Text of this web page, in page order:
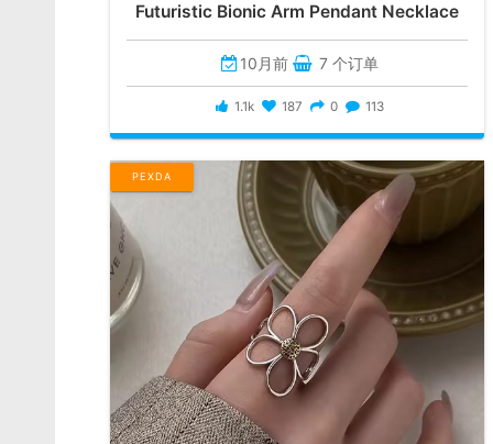
Futuristic Bionic Arm Pendant Necklace
10月前 7 个订单
1.1k 187 0 113
PEXDA